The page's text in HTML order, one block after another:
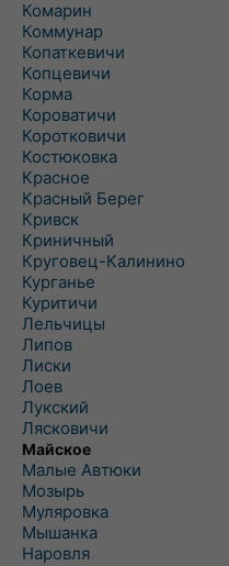
Комарин
Коммунар
Копаткевичи
Копцевичи
Корма
Короватичи
Коротковичи
Костюковка
Красное
Красный Берег
Кривск
Криничный
Круговец-Калинино
Курганье
Куритичи
Лельчицы
Липов
Лиски
Лоев
Лукский
Лясковичи
Майское
Малые Автюки
Мозырь
Муляровка
Мышанка
Наровля